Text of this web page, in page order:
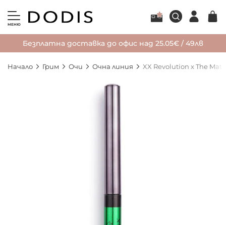
МЕНЮ
Безплатна доставка до офис над 25.05€ / 49лв
Начало Грим Очи Очна линия XX Revolution x The